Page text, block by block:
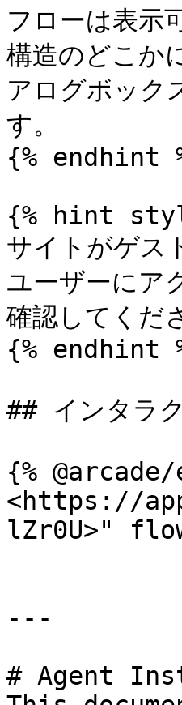
フローは表示
構造のどこか
アログボック
す。
{% endhint
{% hint
サイトがゲス
ユーザーにア
確認してくだ
{% endhint
## インタラ
{%
<https://
lZr0U>"
---
# Agent